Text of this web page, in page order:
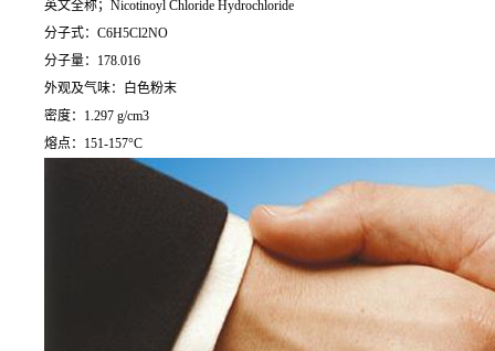
英文全称；Nicotinoyl Chloride Hydrochloride
分子式：C6H5Cl2NO
分子量：178.016
外观及气味：白色粉末
密度：1.297 g/cm3
熔点：151-157°C